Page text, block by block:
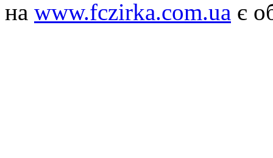
на www.fczirka.com.ua є